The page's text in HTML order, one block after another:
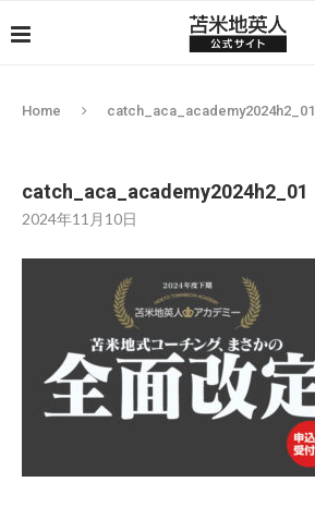
Home catch_aca_academy2024h2_01
catch_aca_academy2024h2_01
2024年11月10日